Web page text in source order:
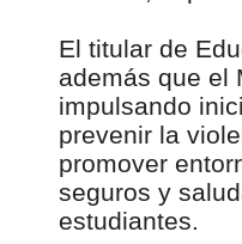
El titular de
además que el
impulsando
prevenir la
promover
seguros y
estudiantes.